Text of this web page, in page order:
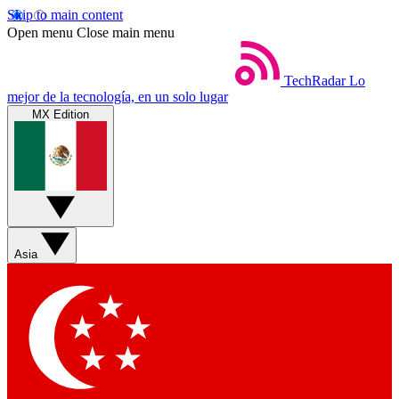
Skip to main content
Open menu Close main menu
TechRadar Lo
mejor de la tecnología, en un solo lugar
MX Edition
Asia